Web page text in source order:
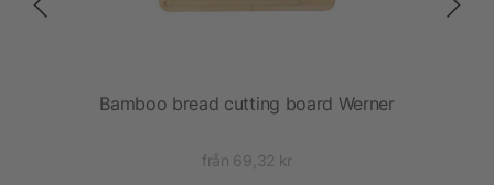
Bamboo bread cutting board Werner
från 69,32 kr